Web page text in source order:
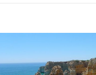
Portogallo